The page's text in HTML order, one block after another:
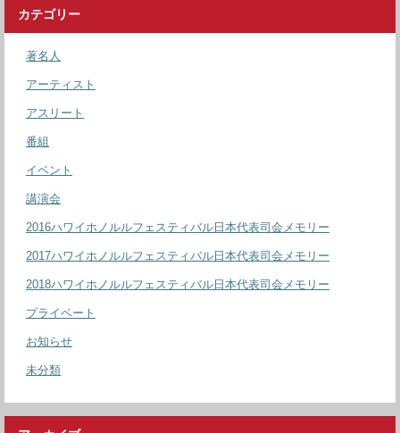
カテゴリー
著名人
アーティスト
アスリート
番組
イベント
講演会
2016ハワイホノルルフェスティバル日本代表司会メモリー
2017ハワイホノルルフェスティバル日本代表司会メモリー
2018ハワイホノルルフェスティバル日本代表司会メモリー
プライベート
お知らせ
未分類